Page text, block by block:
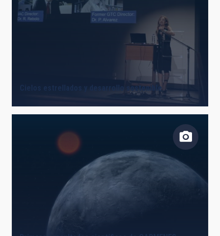
Cielos estrellados y desarrollo sostenible